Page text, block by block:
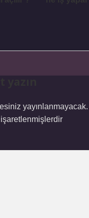
yayınlanmayacak.